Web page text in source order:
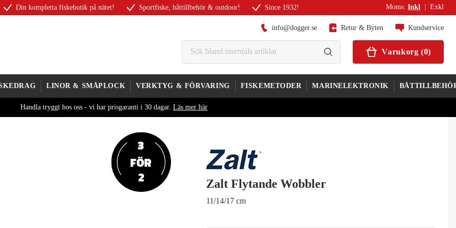
Din kompletta fiskebutik på nätet! Sportfiske, båttillbehör & outdoor! Since 1932! Moms: Inkl Exkl
info@dogger.se Retur & Byten Kundservice
Varukorg (0)
LINOR & SMÅPLOCK VERKTYG & FÖRVARING FISKEMETODER MARINELEKTRONIK
Handla tryggt hos oss - vi har prisgaranti i 30 dagar. Läs mer här
Zalt Flytande Wobbler
11/14/17 cm